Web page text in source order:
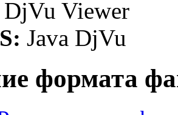
DjVu Viewer
Java DjVu
формата